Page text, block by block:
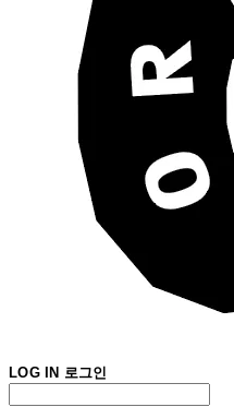
LOG IN 로그인